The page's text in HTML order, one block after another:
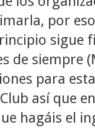
por
sigue
de siempre
para
así que
hagáis el